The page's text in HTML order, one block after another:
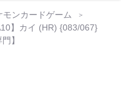
モンカードゲーム
】カイ (HR) {083/067}
】